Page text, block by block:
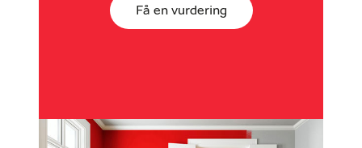
Få en vurdering